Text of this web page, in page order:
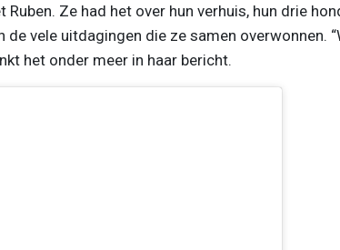
Ze had het over hun verhuis, hun drie
vele uitdagingen die ze samen overwonnen.
het onder meer in haar bericht.